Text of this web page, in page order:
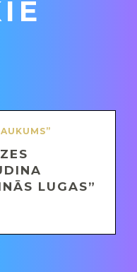
LUGAS”